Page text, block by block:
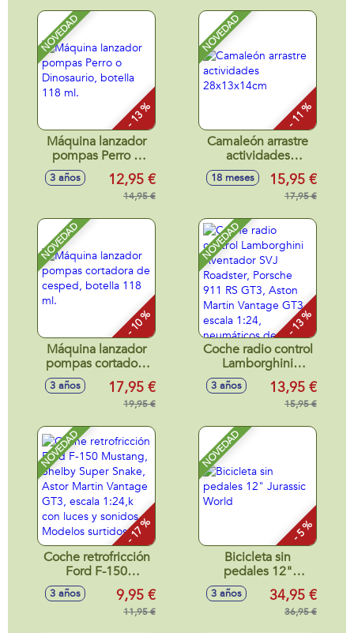
colecc¡onables
NOVEDAD
- 13 %
Máquina lanzador
pompas Perro o
Dinosaurio, botella
118 ml.
3 años 12,95 €
14,95 €
NOVEDAD
- 11 %
Camaleón arrastre
actividades
28x13x14cm
18 meses 15,95 €
17,95 €
NOVEDAD
- 10 %
Máquina lanzador
pompas cortadora
de cesped, botella
118 ml.
3 años 17,95 €
19,95 €
NOVEDAD
- 13 %
Coche radio control
Lamborghini
Aventador SVJ
Roadster, Porsche
911 RS GT3, Aston
GT3 escala 1:24,
neumáticos de
goma, con luces -
Modelos surtidos
3 años 13,95 €
15,95 €
NOVEDAD
- 17 %
Coche retrofricción
Ford F-150
Mustang, Shelby
Super Snake, Astor
Martin Vantage
3 años 9,95 €
11,95 €
NOVEDAD
- 5 %
Bicicleta sin
pedales 12"
Jurassic World
3 años 34,95 €
36,95 €